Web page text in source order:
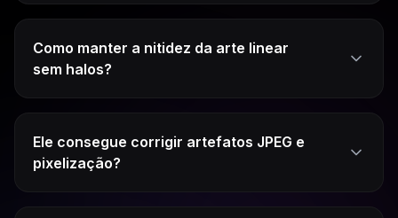
Como manter a nitidez da arte linear
sem halos?
Ele consegue corrigir artefatos JPEG e
pixelização?